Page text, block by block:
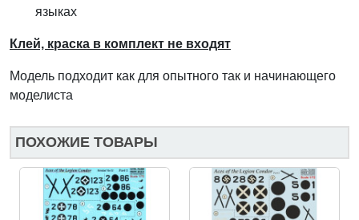
языках
Клей, краска в комплект не входят
Модель подходит как для опытного так и начинающего
моделиста
ПОХОЖИЕ ТОВАРЫ